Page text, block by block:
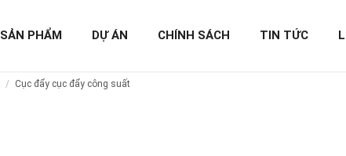
SẢN PHẨM DỰ ÁN CHÍNH SÁCH TIN TỨC
Cục đẩy cục đẩy công suất